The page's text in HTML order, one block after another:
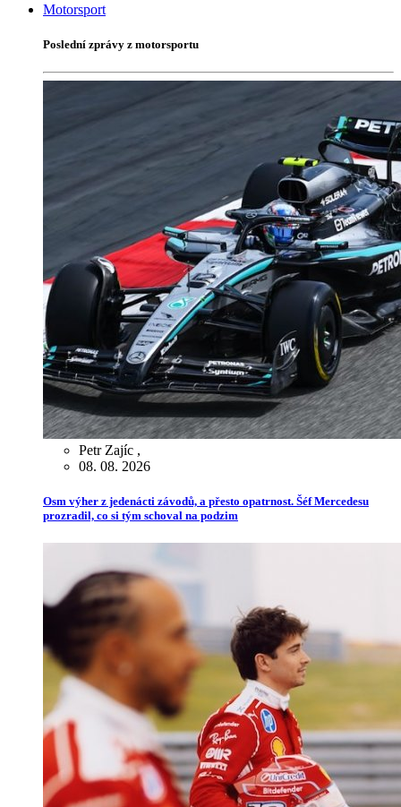
Motorsport
Poslední zprávy z motorsportu
Petr Zajíc ,
08. 08. 2026
Osm výher z jedenácti závodů, a přesto opatrnost. Šéf Mercedesu
prozradil, co si tým schoval na podzim